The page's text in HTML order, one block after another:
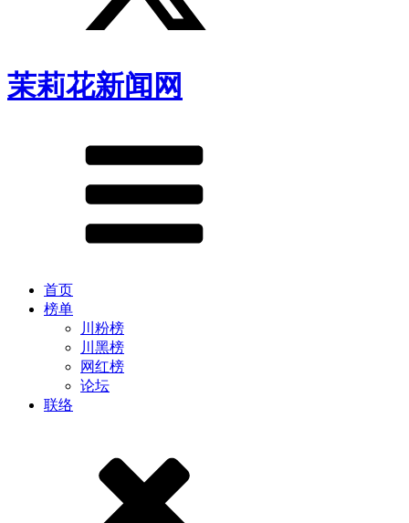
茉莉花新闻网
首页
榜单
川粉榜
川黑榜
网红榜
论坛
联络